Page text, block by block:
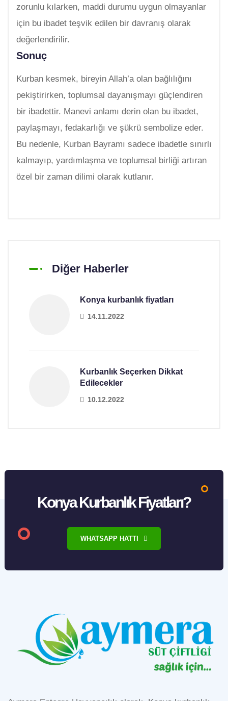
zorunlu kılarken, maddi durumu uygun olmayanlar
için bu ibadet teşvik edilen bir davranış olarak
değerlendirilir.
Sonuç
Kurban kesmek, bireyin Allah’a olan bağlılığını
pekiştirirken, toplumsal dayanışmayı güçlendiren
bir ibadettir. Manevi anlamı derin olan bu ibadet,
paylaşmayı, fedakarlığı ve şükrü sembolize eder.
Bu nedenle, Kurban Bayramı sadece ibadetle sınırlı
kalmayıp, yardımlaşma ve toplumsal birliği artıran
özel bir zaman dilimi olarak kutlanır.
Diğer Haberler
Konya kurbanlık fiyatları
14.11.2022
Kurbanlık Seçerken Dikkat
Edilecekler
10.12.2022
Konya Kurbanlık Fiyatları?
WHATSAPP HATTI